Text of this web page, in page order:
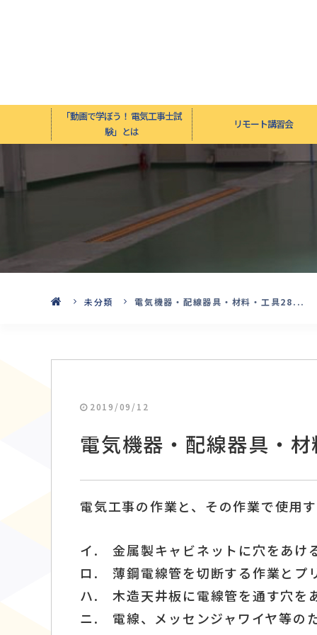
「動画で学ぼう！ 電気工事士試
験」とは
リモート講習会
未分類 電気機器・配線器具・材料・工具28...
2019/09/12
電気機器・配線器具・
電気工事の作業と、その作業で使用
イ. 金属製キャビネットに穴をあけ
ロ. 薄鋼電線管を切断する作業とプ
ハ. 木造天井板に電線管を通す穴を
ニ. 電線、メッセンジャワイヤ等の